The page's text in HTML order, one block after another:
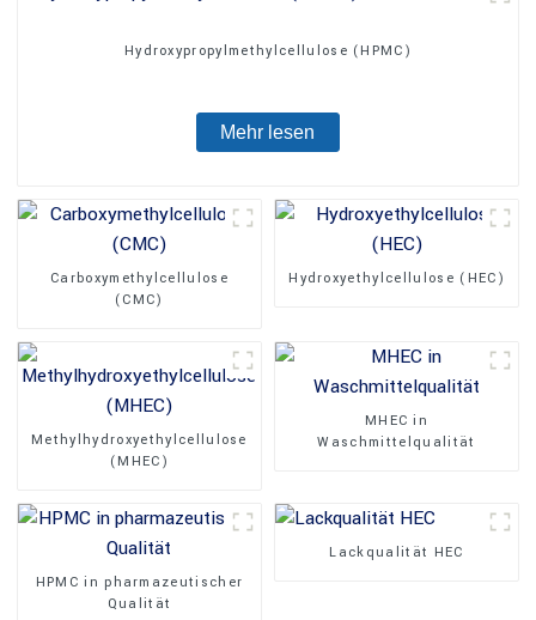
Hydroxypropylmethylcellulose (HPMC)
Mehr lesen
Carboxymethylcellulose
(CMC)
Hydroxyethylcellulose (HEC)
Methylhydroxyethylcellulose
(MHEC)
MHEC in
Waschmittelqualität
HPMC in pharmazeutischer
Qualität
Lackqualität HEC